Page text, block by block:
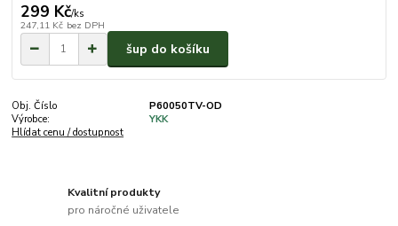
299 Kč/ks
247,11 Kč bez DPH
šup do košíku
Obj. Číslo
P60050TV-OD
Výrobce:
YKK
Hlídat cenu / dostupnost
Kvalitní produkty
pro náročné uživatele